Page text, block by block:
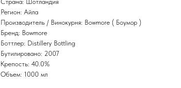
Регион: Айла
Производитель / Винокурня: Bowmore ( Боумор )
Бренд: Bowmore
Боттлер: Distillery Bottling
Бутилировано: 2007
Крепость: 40.0%
Объем: 1000 мл